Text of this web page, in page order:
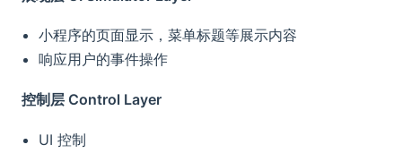
小程序的页面显示，菜单标题等展示内容
响应用户的事件操作
控制层 Control Layer
UI 控制